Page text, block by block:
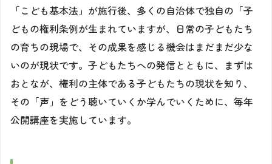
「こども基本法」が施行後、多くの自治体で独自の「子
どもの権利条例が生まれていますが、日常の子どもたち
の育ちの現場で、その成果を感じる機会はまだまだ少な
いのが現状です。子どもたちへの発信とともに、まずは
おとなが、権利の主体である子どもたちの現状を知り、
その「声」をどう聴いていくか学んでいくために、毎年
公開講座を実施しています。